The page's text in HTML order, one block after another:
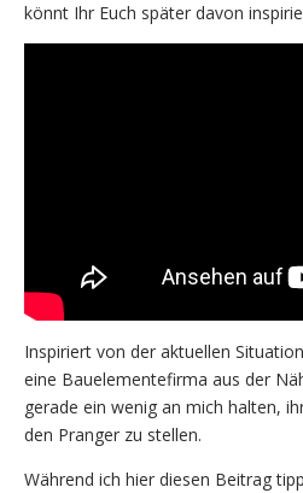
könnt Ihr Euch später davon
Inspiriert von der aktuellen
eine Bauelementefirma aus der
gerade ein wenig an mich halten,
den Pranger zu stellen.
Während ich hier diesen Beitrag